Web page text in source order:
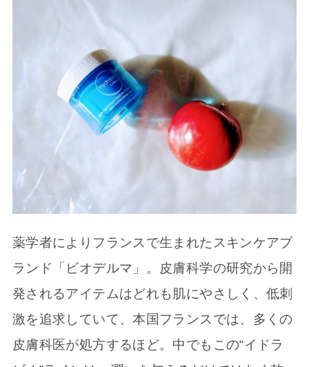
薬学者によりフランスで生まれたスキンケアブ
ランド「ビオデルマ」。皮膚科学の研究から開
発されるアイテムはどれも肌にやさしく、低刺
激を追求していて、本国フランスでは、多くの
皮膚科医が処方するほど。中でもこの“イドラ